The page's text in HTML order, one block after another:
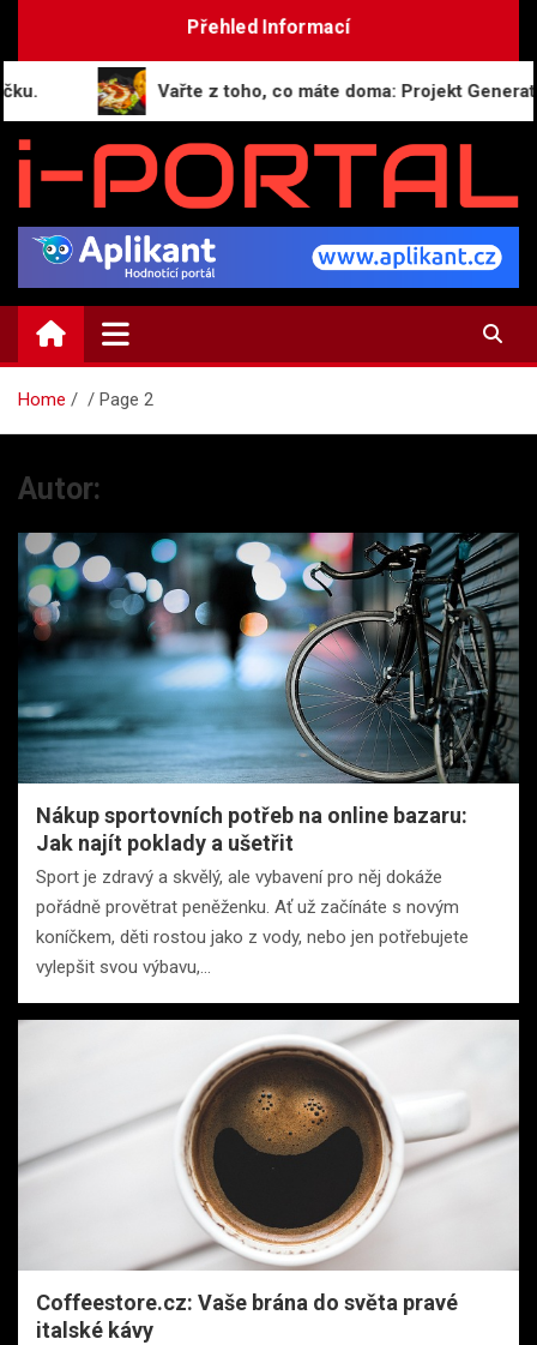
Přehled Informací
Vařte z toho, co máte doma: Projekt
i-PORTAL.CZ
Public relations | Informační portál
Home Page 2
Autor:
Nákup sportovních potřeb na online bazaru:
Jak najít poklady a ušetřit
Sport je zdravý a skvělý, ale vybavení pro něj dokáže
pořádně provětrat peněženku. Ať už začínáte s novým
koníčkem, děti rostou jako z vody, nebo jen potřebujete
vylepšit svou výbavu,…
Coffeestore.cz: Vaše brána do světa pravé
italské kávy